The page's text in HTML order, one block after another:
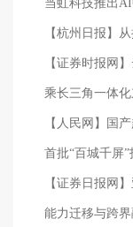
乘长三角一体
【人民网】国
首批“百城千屏
能力迁移与跨